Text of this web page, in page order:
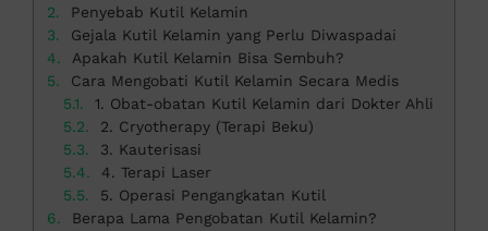
Penyebab Kutil Kelamin
Gejala Kutil Kelamin yang Perlu Diwaspadai
Apakah Kutil Kelamin Bisa Sembuh?
Cara Mengobati Kutil Kelamin Secara Medis
1. Obat-obatan Kutil Kelamin dari Dokter Ahli
2. Cryotherapy (Terapi Beku)
3. Kauterisasi
4. Terapi Laser
5. Operasi Pengangkatan Kutil
Berapa Lama Pengobatan Kutil Kelamin?